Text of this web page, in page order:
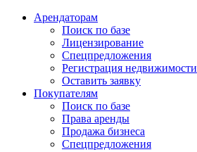
Арендаторам
Поиск по базе
Лицензирование
Спецпредложения
Регистрация недвижимости
Оставить заявку
Покупателям
Поиск по базе
Права аренды
Продажа бизнеса
Спецпредложения